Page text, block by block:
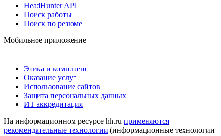
HeadHunter API
Поиск работы
Поиск по резюме
Мобильное приложение
Этика и комплаенс
Оказание услуг
Использование сайтов
Защита персональных данных
ИТ аккредитация
На информационном ресурсе hh.ru применяются
рекомендательные технологии (информационные технологии